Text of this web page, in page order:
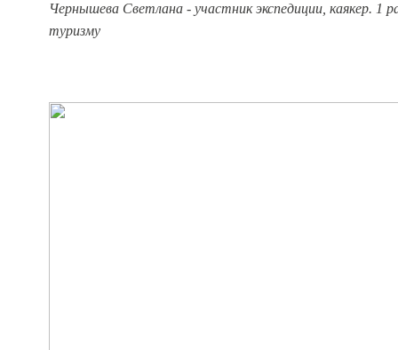
Чернышева Светлана - участник экспедиции, каякер. 1
туризму